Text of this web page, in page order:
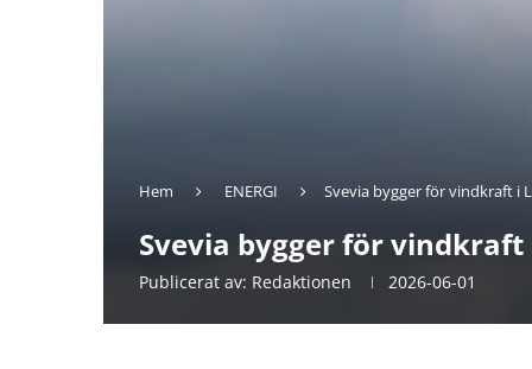
Hem ENERGI Svevia bygger för vindkraft i
Svevia bygger för vindkraft
Publicerat av: Redaktionen 2026-06-01